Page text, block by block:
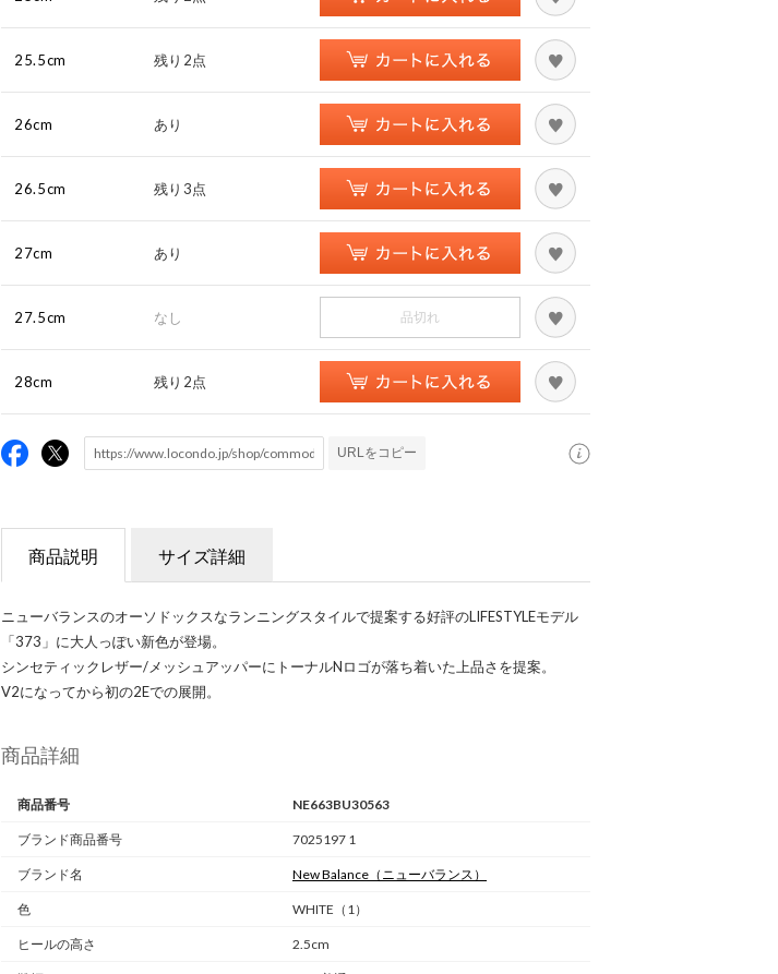
25.5cm 残り2点
26cm あり
26.5cm 残り3点
27cm あり
27.5cm なし 品切れ
28cm 残り2点
URLをコピー
商品説明 サイズ詳細
ニューバランスのオーソドックスなランニングスタイルで提案する好評のLIFESTYLEモデル
「373」に大人っぽい新色が登場。
シンセティックレザー/メッシュアッパーにトーナルNロゴが落ち着いた上品さを提案。
V2になってから初の2Eでの展開。
商品詳細
商品番号 NE663BU30563
ブランド商品番号 7025197 1
ブランド名 New Balance （ニューバランス）
色 WHITE（1）
ヒールの高さ 2.5cm